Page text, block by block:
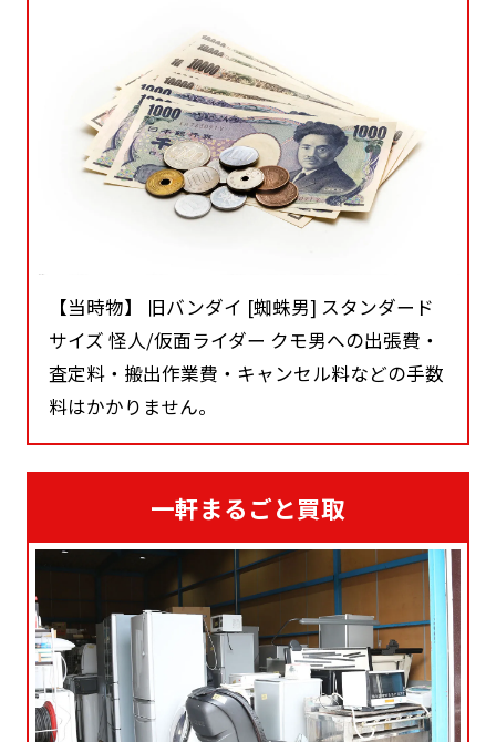
【当時物】 旧バンダイ [蜘蛛男] スタンダード
サイズ 怪人/仮面ライダー クモ男への出張費・
査定料・搬出作業費・キャンセル料などの手数
料はかかりません。
一軒まるごと買取